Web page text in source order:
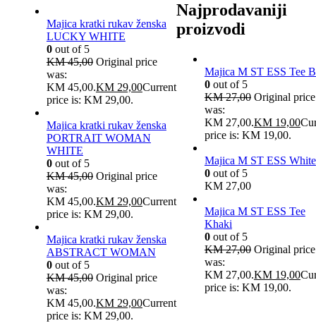
Majica kratki rukav ženska
LUCKY WHITE
0out of 5
KM45,00 Original price
was:
KM 45,00.KM29,00Current
price is: KM 29,00.
Majica kratki rukav ženska
PORTRAIT WOMAN
WHITE
0out of 5
KM45,00 Original price
was:
KM 45,00.KM29,00Current
price is: KM 29,00.
Majica kratki rukav ženska
ABSTRACT WOMAN
0out of 5
KM45,00 Original price
was:
KM 45,00.KM29,00Current
price is: KM 29,00.
Najprodavaniji
proizvodi
Majica M ST ESS Tee
0out of 5
KM27,00 Original price
was:
KM 27,00.KM19,00
price is: KM 19,00.
Majica M ST ESS White
0out of 5
KM27,00
Majica M ST ESS Tee
Khaki
0out of 5
KM27,00 Original price
was:
KM 27,00.KM19,00
price is: KM 19,00.